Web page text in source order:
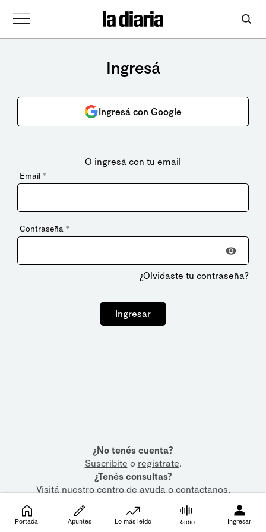
Ingresá
Ingresá con Google
O ingresá con tu email
Email *
Contraseña *
¿Olvidaste tu contraseña?
Ingresar
¿No tenés cuenta?
Suscribite o registrate.
¿Tenés consultas?
Visitá nuestrocentro de ayudaocontactanos.
Portada Apuntes Lo más leído Radio Ingresar